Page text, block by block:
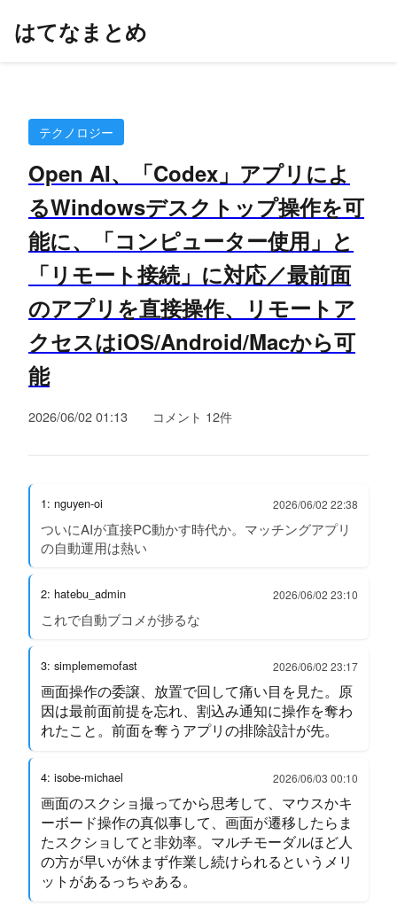
はてなまとめ
テクノロジー
Open AI、「Codex」アプリによ
るWindowsデスクトップ操作を可
能に、「コンピューター使用」と
「リモート接続」に対応／最前面
のアプリを直接操作、リモートア
クセスはiOS/Android/Macから可
能
2026/06/02 01:13 コメント 12件
1: nguyen-oi 2026/06/02 22:38
ついにAIが直接PC動かす時代か。マッチングアプリ
の自動運用は熱い
2: hatebu_admin 2026/06/02 23:10
これで自動ブコメが捗るな
3: simplememofast 2026/06/02 23:17
画面操作の委譲、放置で回して痛い目を見た。原
因は最前面前提を忘れ、割込み通知に操作を奪わ
れたこと。前面を奪うアプリの排除設計が先。
4: isobe-michael 2026/06/03 00:10
画面のスクショ撮ってから思考して、マウスかキ
ーボード操作の真似事して、画面が遷移したらま
たスクショしてと非効率。マルチモーダルほど人
の方が早いが休まず作業し続けられるというメリ
ットがあるっちゃある。